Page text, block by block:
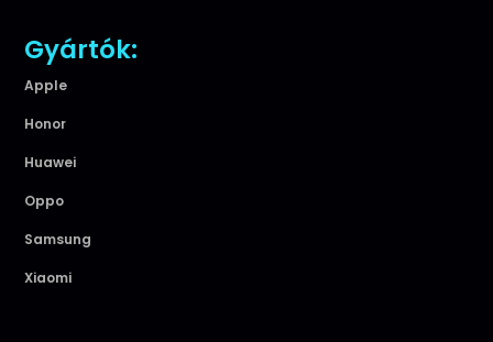
Gyártók:
Apple
Honor
Huawei
Oppo
Samsung
Xiaomi